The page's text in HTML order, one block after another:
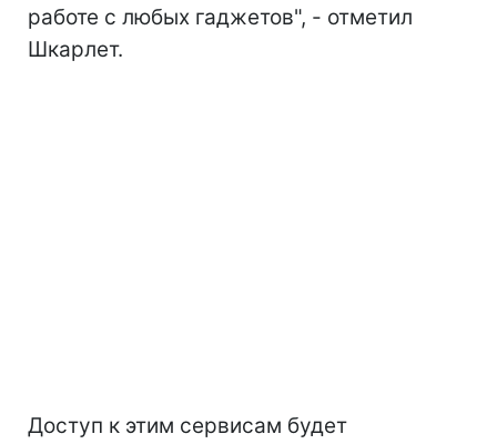
работе с любых гаджетов", - отметил
Шкарлет.
Доступ к этим сервисам будет